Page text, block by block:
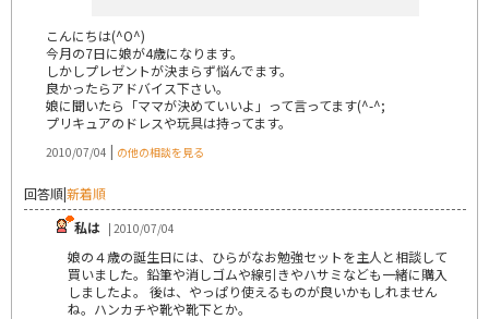
こんにちは(^O^)
今月の7日に娘が4歳になります。
しかしプレゼントが決まらず悩んでます。
良かったらアドバイス下さい。
娘に聞いたら「ママが決めていいよ」って言ってます(^-^;
プリキュアのドレスや玩具は持ってます。
2010/07/04 | の他の相談を見る
回答順|新着順
私は | 2010/07/04
娘の４歳の誕生日には、ひらがなお勉強セットを主人と相談して
買いました。鉛筆や消しゴムや線引きやハサミなども一緒に購入
しましたよ。 後は、やっぱり使えるものが良いかもしれません
ね。ハンカチや靴や靴下とか。